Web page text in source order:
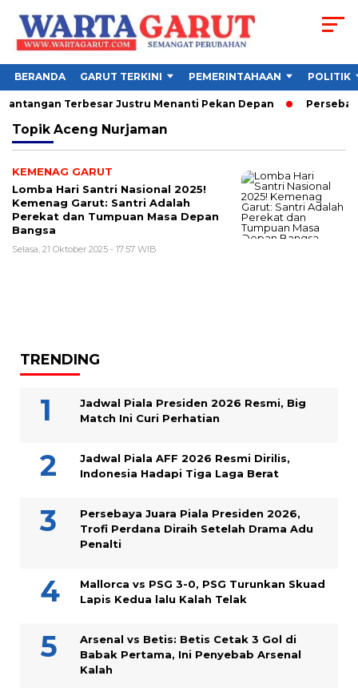
BERANDA GARUT TERKINI PEMERINTAHAAN POLITIK
Terbesar Justru Menanti Pekan Depan
Topik Aceng Nurjaman
KEMENAG GARUT
Lomba Hari Santri Nasional 2025!
Kemenag Garut: Santri Adalah
Perekat dan Tumpuan Masa Depan
Bangsa
Selasa, 21 Oktober 2025 - 17:57 WIB
TRENDING
Jadwal Piala Presiden 2026 Resmi, Big
Match Ini Curi Perhatian
Jadwal Piala AFF 2026 Resmi Dirilis,
Indonesia Hadapi Tiga Laga Berat
Persebaya Juara Piala Presiden 2026,
Trofi Perdana Diraih Setelah Drama Adu
Penalti
Mallorca vs PSG 3-0, PSG Turunkan Skuad
Lapis Kedua lalu Kalah Telak
Arsenal vs Betis: Betis Cetak 3 Gol di
Babak Pertama, Ini Penyebab Arsenal
Kalah